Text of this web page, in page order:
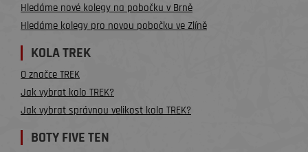
Hledáme nové kolegy na pobočku v Brně
Hledáme kolegy pro novou pobočku ve Zlíně
KOLA TREK
O značce TREK
Jak vybrat kolo TREK?
Jak vybrat správnou velikost kola TREK?
BOTY FIVE TEN